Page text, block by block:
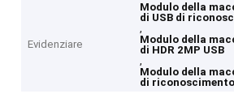
Evidenziare
Modulo della
di USB di
,
Modulo della
di HDR 2MP USB
,
Modulo della
di